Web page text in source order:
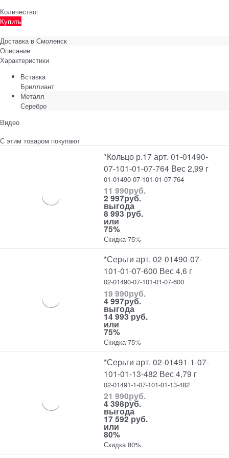
Количество:
Купить
Доставка в Смоленск
Описание
Характеристики
Вставка
Бриллиант
Металл
Серебро
Видео
С этим товаром покупают
*Кольцо р.17 арт. 01-01490-
07-101-01-07-764 Вес 2,99 г
01-01490-07-101-01-07-764
11 990руб.
2 997руб.
выгода
8 993 руб.
или
75%
Скидка 75%
*Серьги арт. 02-01490-07-
101-01-07-600 Вес 4,6 г
02-01490-07-101-01-07-600
19 990руб.
4 997руб.
выгода
14 993 руб.
или
75%
Скидка 75%
*Серьги арт. 02-01491-1-07-
101-01-13-482 Вес 4,79 г
02-01491-1-07-101-01-13-482
21 990руб.
4 398руб.
выгода
17 592 руб.
или
80%
Скидка 80%